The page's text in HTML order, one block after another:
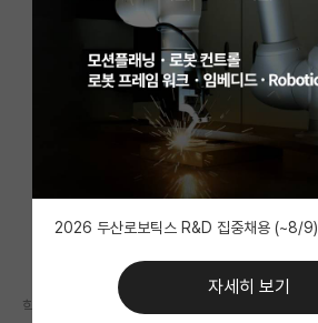
커뮤니티 홈
전체글보기
베스트 게시판
IF 명예의전당
자유 게시판(아무개랩)
미국 유학 게시판
미국 대학원 합격 후기 게시판
학부는 서성한급 전자과임
2026 두산로보틱스 R&D 집중채용 (~8/9)
자세히 보기